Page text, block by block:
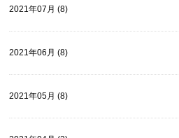
2021年07月 (8)
2021年06月 (8)
2021年05月 (8)